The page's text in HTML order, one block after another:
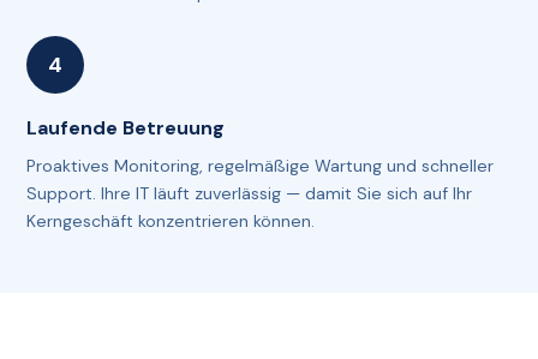
Laufende Betreuung
Proaktives Monitoring, regelmäßige Wartung und schneller
Support. Ihre IT läuft zuverlässig — damit Sie sich auf Ihr
Kerngeschäft konzentrieren können.